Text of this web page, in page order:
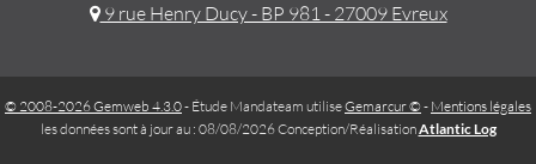
9 rue Henry Ducy - BP 981 - 27009 Evreux
© 2008-2026 Gemweb 4.3.0- Étude Mandateam utiliseGemarcur © - Mentions légales
les données sont à jour au : 08/08/2026 Conception/RéalisationAtlantic Log